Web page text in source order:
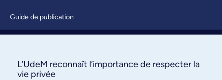
Guide de publication
À propos / Nous joindre
L’UdeM reconnaît l’importance de respecter la
vie privée